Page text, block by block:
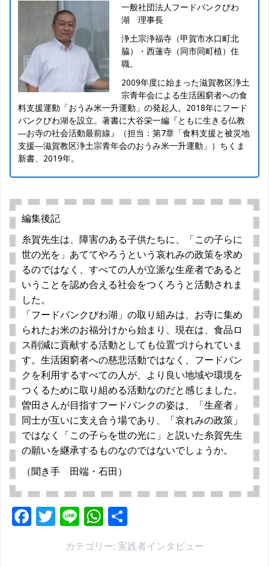
一般社団法人フードバンクびわ
湖 理事長
浄土宗浄福寺（甲賀市水口町北
脇）・西蓮寺（同市同町植）住
職。
2009年度に始まった滋賀教区浄土
宗青年会による生活困窮者への食
料支援運動「おうみ米一升運動」の発起人。2018年にフード
バンクびわ湖を設立。著書に大谷栄一編『ともに生きる仏教
―お寺の社会活動最前線』（担当：第7章「食料支援と被災地
支援―滋賀教区浄土宗青年会のおうみ米一升運動」）ちくま
新書、2019年。
編集後記
糸賀先生は、障害のある子供たちに、「この子らに
世の光を」あててやろうという哀れみの政策を求め
るのではなく、すべての人が立派な生産者であると
いうことを認め合える社会をつくろうと活動されま
した。
「フードバンクびわ湖」の取り組みは、お寺に集め
られたお米のお福分けから始まり、現在は、食品ロ
ス削減に貢献する活動としても位置づけられていま
す。生活困窮者への慈悲活動ではなく、フードバン
クを利用するすべての人が、より良い地域や環境を
つくるために取り組める活動なのだと感じました。
曽田さんが目指すフードバンクの姿は、「生産者」
同士が互いに支え合う場であり、「哀れみの政策」
ではなく「この子らを世の光に」と説いた糸賀先生
の願いを継承するものなのではないでしょうか。
（聞き手 田端・石田）
F
T
itt
Li
e
W
at
カテゴリー: 実践者インタビュー